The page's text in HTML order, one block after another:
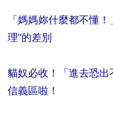
「媽媽妳什麼都不懂！
理"的差別
貓奴必收！「進去恐
信義區啦！